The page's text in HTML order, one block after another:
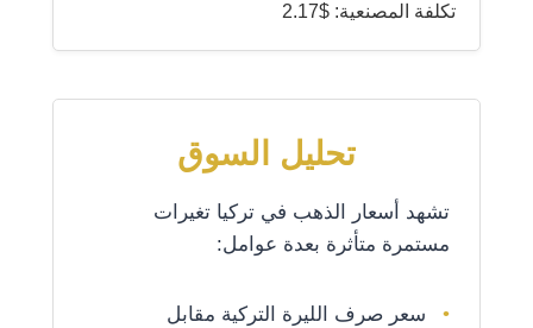
تكلفة المصنعية: $2.17
تحليل السوق
تشهد أسعار الذهب في تركيا تغيرات
مستمرة متأثرة بعدة عوامل:
سعر صرف الليرة التركية مقابل